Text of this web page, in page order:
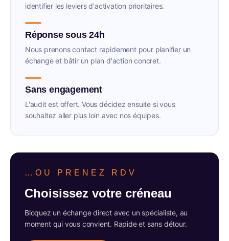
identifier les leviers d'activation prioritaires.
Réponse sous 24h
Nous prenons contact rapidement pour planifier un
échange et bâtir un plan d'action concret.
Sans engagement
L'audit est offert. Vous décidez ensuite si vous
souhaitez aller plus loin avec nos équipes.
…OU PRENEZ RDV
Choisissez votre créneau
Bloquez un échange direct avec un spécialiste, au
moment qui vous convient. Rapide et sans détour.